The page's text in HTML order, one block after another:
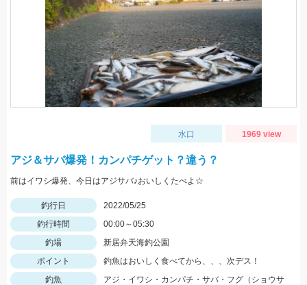
水口 1969 view
アジ＆サバ爆発！カンパチゲット？違う？
前はイワシ爆発、今日はアジサバ♪おいしくたべよ☆
釣行日
2022/05/25
釣行時間
00:00～05:30
釣場
新居弁天海釣公園
ポイント
釣魚はおいしく食べてから、、、次デス！
釣魚
アジ・イワシ・カンパチ・サバ・フグ（ショウサ